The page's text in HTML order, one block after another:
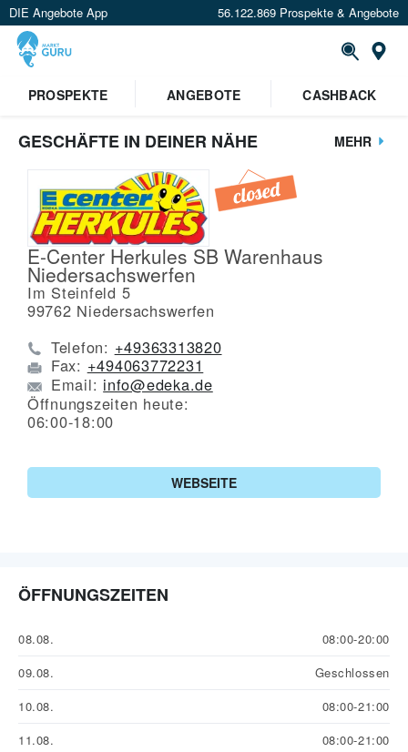
DIE Angebote App 56.122.869 Prospekte & Angebote
PROSPEKTE
ANGEBOTE CASHBACK
GESCHÄFTE IN DEINER NÄHE MEHR
E-Center Herkules SB Warenhaus
Niedersachswerfen
Im Steinfeld 5
99762 Niedersachswerfen
Telefon: +49363313820
Fax: +494063772231
Email: info@edeka.de
Öffnungszeiten heute:
06:00-18:00
WEBSEITE
ÖFFNUNGSZEITEN
08.08.
08:00-20:00
09.08.
Geschlossen
10.08.
08:00-21:00
11.08.
08:00-21:00